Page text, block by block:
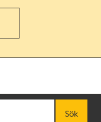
Sök